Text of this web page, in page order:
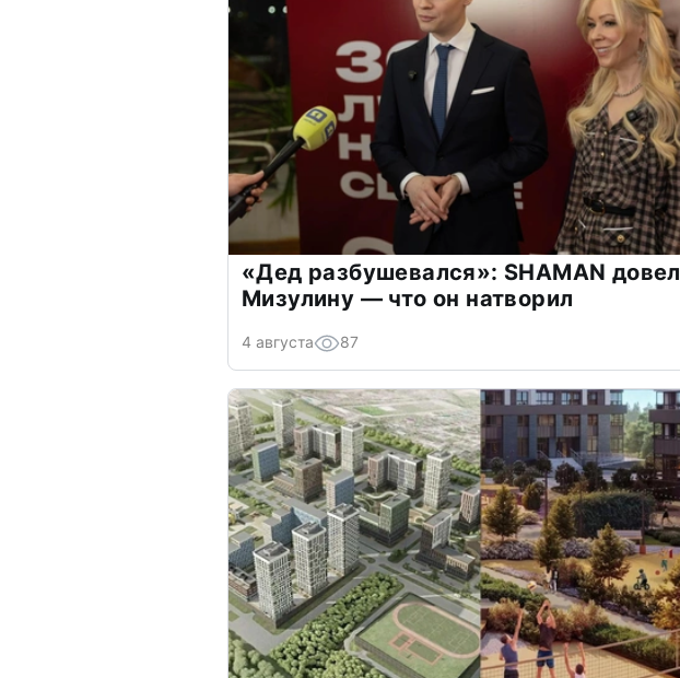
«Дед разбушевался»: SHAMAN довел
Мизулину — что он натворил
4 августа 87